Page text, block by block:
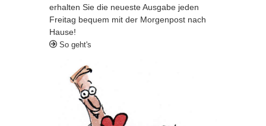
erhalten Sie die neueste Ausgabe jeden
Freitag bequem mit der Morgenpost nach
Hause!
So geht's